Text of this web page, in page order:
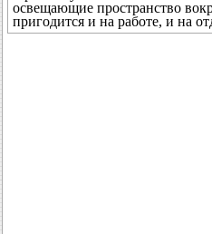
освещающие пространство
пригодится и на работе, и на